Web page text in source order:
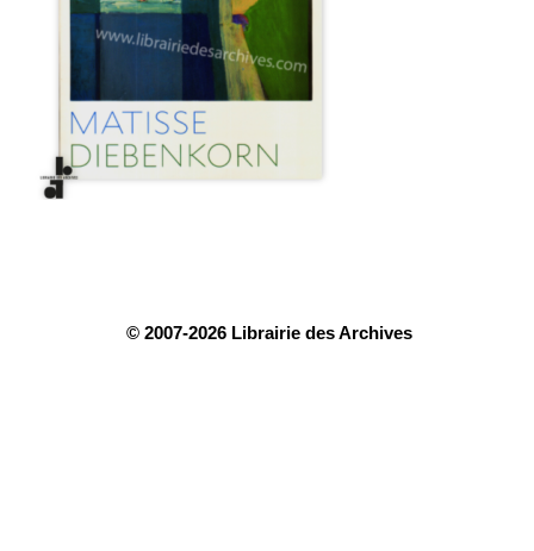
© 2007-2026 Librairie des Archives